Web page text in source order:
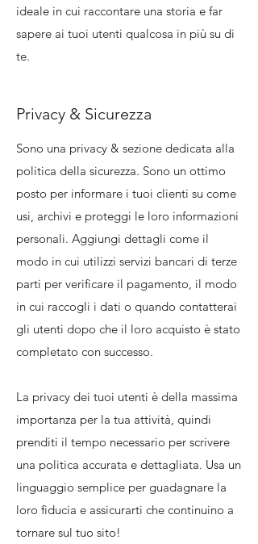
ideale in cui raccontare una storia e far
sapere ai tuoi utenti qualcosa in più su di
te.
Privacy & Sicurezza
Sono una privacy & sezione dedicata alla
politica della sicurezza. Sono un ottimo
posto per informare i tuoi clienti su come
usi, archivi e proteggi le loro informazioni
personali. Aggiungi dettagli come il
modo in cui utilizzi servizi bancari di terze
parti per verificare il pagamento, il modo
in cui raccogli i dati o quando contatterai
gli utenti dopo che il loro acquisto è stato
completato con successo.
La privacy dei tuoi utenti è della massima
importanza per la tua attività, quindi
prenditi il tempo necessario per scrivere
una politica accurata e dettagliata. Usa un
linguaggio semplice per guadagnare la
loro fiducia e assicurarti che continuino a
tornare sul tuo sito!